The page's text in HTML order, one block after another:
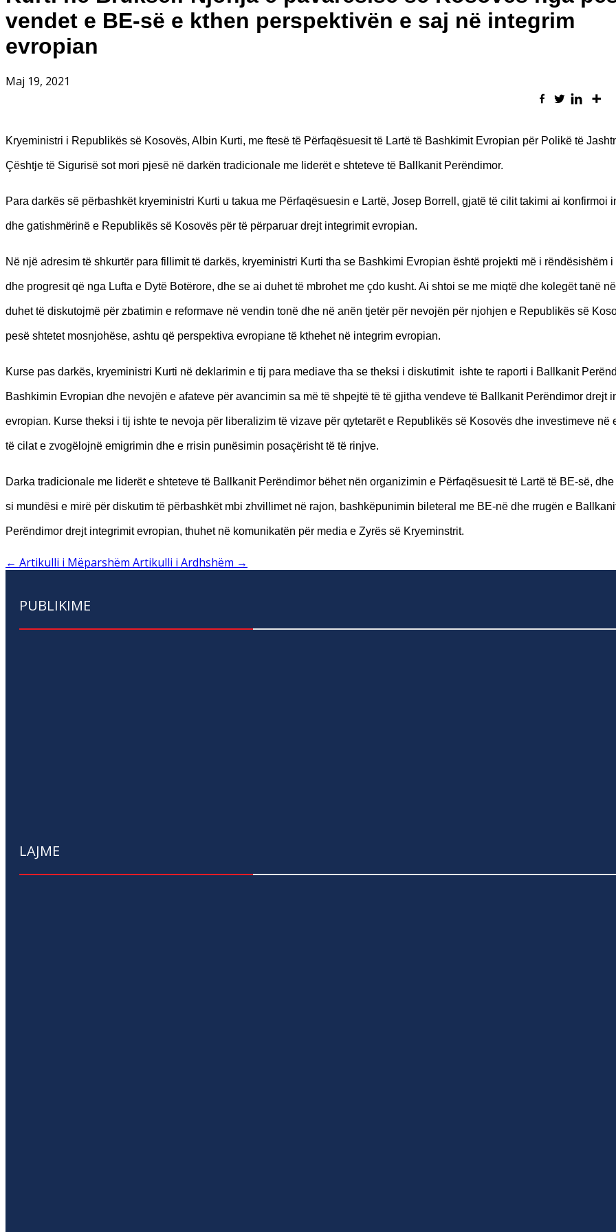
vendet e BE-së e kthen perspektivën e saj në integrim
evropian
Maj 19, 2021
Kryeministri i Republikës së Kosovës, Albin Kurti, me ftesë të Përfaqësuesit të Lartë të Bashkimit Evropian për Polikë të
Çështje të Sigurisë sot mori pjesë në darkën tradicionale me liderët e shteteve të Ballkanit Perëndimor.
Para darkës së përbashkët kryeministri Kurti u takua me Përfaqësuesin e Lartë, Josep Borrell, gjatë të cilit takimi ai konfirmoi
dhe gatishmërinë e Republikës së Kosovës për të përparuar drejt integrimit evropian.
Në një adresim të shkurtër para fillimit të darkës, kryeministri Kurti tha se Bashkimi Evropian është projekti më i rëndësishëm i
dhe progresit që nga Lufta e Dytë Botërore, dhe se ai duhet të mbrohet me çdo kusht. Ai shtoi se me miqtë dhe kolegët tanë
duhet të diskutojmë për zbatimin e reformave në vendin tonë dhe në anën tjetër për nevojën për njohjen e Republikës së
pesë shtetet mosnjohëse, ashtu që perspektiva evropiane të kthehet në integrim evropian.
Kurse pas darkës, kryeministri Kurti në deklarimin e tij para mediave tha se theksi i diskutimit ishte te raporti i Ballkanit
Bashkimin Evropian dhe nevojën e afateve për avancimin sa më të shpejtë të të gjitha vendeve të Ballkanit Perëndimor drejt
evropian. Kurse theksi i tij ishte te nevoja për liberalizim të vizave për qytetarët e Republikës së Kosovës dhe investimeve në
të cilat e zvogëlojnë emigrimin dhe e rrisin punësimin posaçërisht të të rinjve.
Darka tradicionale me liderët e shteteve të Ballkanit Perëndimor bëhet nën organizimin e Përfaqësuesit të Lartë të BE-së,
si mundësi e mirë për diskutim të përbashkët mbi zhvillimet në rajon, bashkëpunimin bileteral me BE-në dhe rrugën e
Perëndimor drejt integrimit evropian, thuhet në komunikatën për media e Zyrës së Kryeminstrit.
← Artikulli i Mëparshëm Artikulli i Ardhshëm →
PUBLIKIME
LAJME